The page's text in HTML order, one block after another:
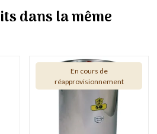
dans la même
En cours de
réapprovisionnement